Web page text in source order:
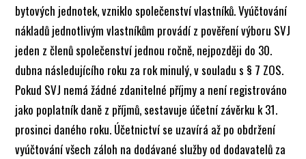
bytových jednotek, vzniklo společenství vlastníků. Vyúčtování
nákladů jednotlivým vlastníkům provádí z pověření výboru SVJ
jeden z členů společenství jednou ročně, nejpozději do 30.
dubna následujícího roku za rok minulý, v souladu s § 7 ZOS.
Pokud SVJ nemá žádné zdanitelné příjmy a není registrováno
jako poplatník daně z příjmů, sestavuje účetní závěrku k 31.
prosinci daného roku. Účetnictví se uzavírá až po obdržení
vyúčtování všech záloh na dodávané služby od dodavatelů za